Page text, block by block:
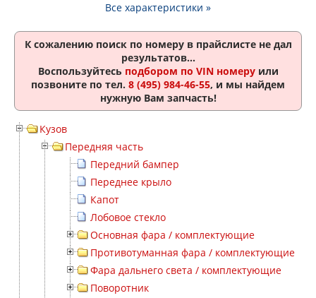
Все характеристики »
К сожалению поиск по номеру в прайслисте не дал
результатов...
Воспользуйтесь подбором по VIN номеруили
позвоните по тел. 8 (495) 984-46-55, и мы найдем
нужную Вам запчасть!
Кузов
Передняя часть
Передний бампер
Переднее крыло
Капот
Лобовое стекло
Основная фара / комплектующие
Противотуманная фара / комплектующие
Фара дальнего света / комплектующие
Поворотник